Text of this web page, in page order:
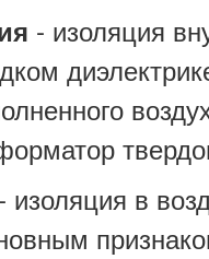
- изоляция
- изоляция в